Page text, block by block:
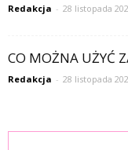
Redakcja - 28 listopada
CO MOŻNA UŻYĆ
Redakcja - 28 listopada